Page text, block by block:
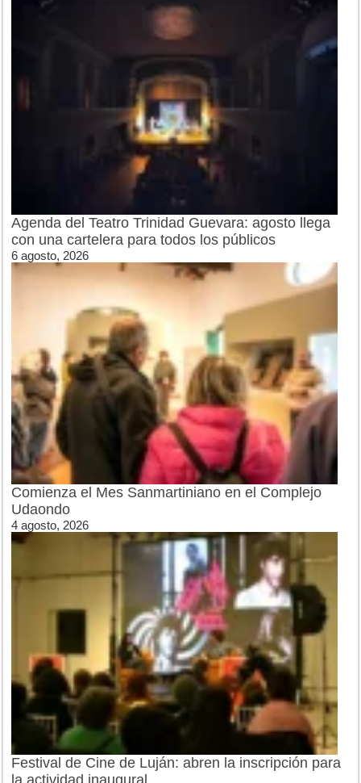
Agenda del Teatro Trinidad Guevara: agosto llega
con una cartelera para todos los públicos
6 agosto, 2026
Comienza el Mes Sanmartiniano en el Complejo
Udaondo
4 agosto, 2026
Festival de Cine de Luján: abren la inscripción para